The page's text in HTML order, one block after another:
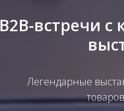
B2B-встречи
Легендарные